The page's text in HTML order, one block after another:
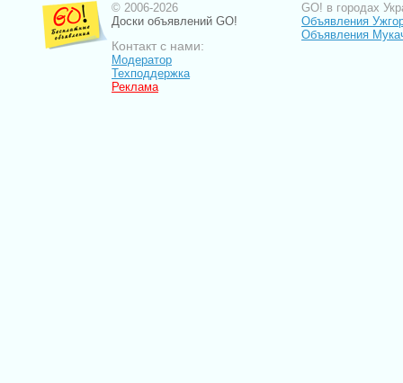
© 2006-2026
Доски объявлений GO!
Контакт с нами:
Модератор
Техподдержка
Реклама
GO! в городах
Объявления
Объявления